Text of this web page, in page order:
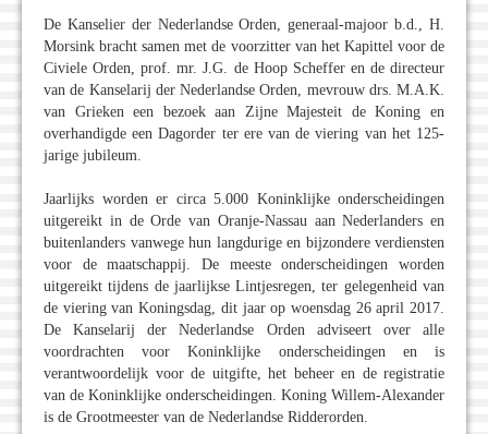
De Kanselier der Nederlandse Orden, generaal-majoor b.d., H.
Morsink bracht samen met de voorzitter van het Kapittel voor de
Civiele Orden, prof. mr. J.G. de Hoop Scheffer en de directeur
van de Kanselarij der Nederlandse Orden, mevrouw drs. M.A.K.
van Grieken een bezoek aan Zijne Majesteit de Koning en
overhandigde een Dagorder ter ere van de viering van het 125-
jarige jubileum.
Jaarlijks worden er circa 5.000 Koninklijke onderscheidingen
uitgereikt in de Orde van Oranje-Nassau aan Nederlanders en
buitenlanders vanwege hun langdurige en bijzondere verdiensten
voor de maatschappij. De meeste onderscheidingen worden
uitgereikt tijdens de jaarlijkse Lintjesregen, ter gelegenheid van
de viering van Koningsdag, dit jaar op woensdag 26 april 2017.
De Kanselarij der Nederlandse Orden adviseert over alle
voordrachten voor Koninklijke onderscheidingen en is
verantwoordelijk voor de uitgifte, het beheer en de registratie
van de Koninklijke onderscheidingen. Koning Willem-Alexander
is de Grootmeester van de Nederlandse Ridderorden.